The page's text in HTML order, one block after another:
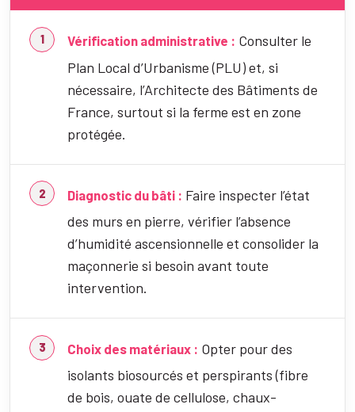
Vérification administrative : Consulter le
Plan Local d’Urbanisme (PLU) et, si
nécessaire, l’Architecte des Bâtiments de
France, surtout si la ferme est en zone
protégée.
Diagnostic du bâti : Faire inspecter l’état
des murs en pierre, vérifier l’absence
d’humidité ascensionnelle et consolider la
maçonnerie si besoin avant toute
intervention.
Choix des matériaux : Opter pour des
isolants biosourcés et perspirants (fibre
de bois, ouate de cellulose, chaux-